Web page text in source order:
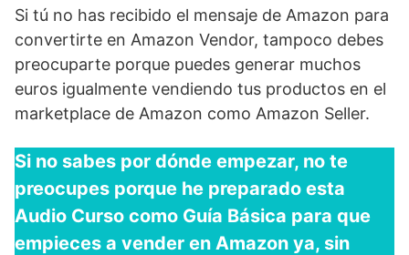
Si tú no has recibido el mensaje de Amazon para
convertirte en Amazon Vendor, tampoco debes
preocuparte porque puedes generar muchos
euros igualmente vendiendo tus productos en el
marketplace de Amazon como Amazon Seller.
Si no sabes por dónde empezar, no te
preocupes porque he preparado esta
Audio Curso como Guía Básica para que
empieces a vender en Amazon ya, sin